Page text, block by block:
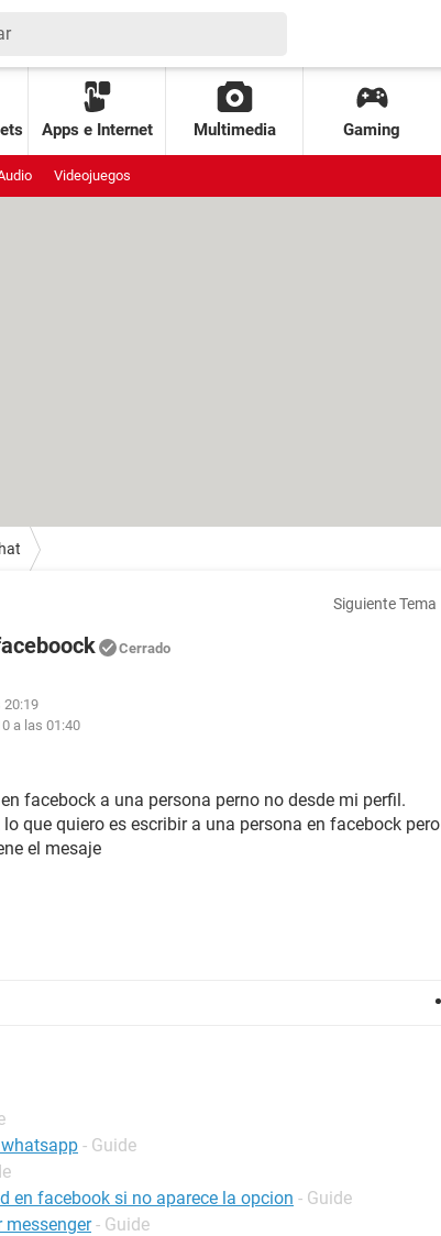
Apps e Internet Multimedia Gaming
Videojuegos
Siguiente Tema
Cerrado
20:19
a las 01:40
facebock a una persona perno no desde mi perfil.
que quiero es escribir a una persona en facebock pero
el mesaje
- Guide
en facebook si no aparece la opcion - Guide
messenger - Guide